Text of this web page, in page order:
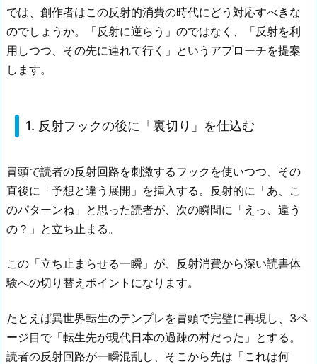
では、創作者はこの反射的消費の時代にどう対応すべきな
のでしょうか。「反射に逆らう」のではなく、「反射を利
用しつつ、その先に連れて行く」というアプローチを提案
します。
1. 反射フックの後に「裏切り」を仕込む
冒頭で読者の反射回路を刺激するフックを使いつつ、その
直後に「予想と違う展開」を挿入する。反射的に「あ、こ
のパターンね」と思った読者が、次の瞬間に「えっ、違う
の？」と立ち止まる。
この「立ち止まらせる一瞬」が、反射消費から深い読書体
験への切り替えポイントになります。
たとえば異世界転生のテンプレを冒頭で完璧に再現し、3ペ
ージ目で「転生先が現代日本の過疎の村だった」とする。
読者の反射回路が一瞬混乱し、そこから先は「これは何